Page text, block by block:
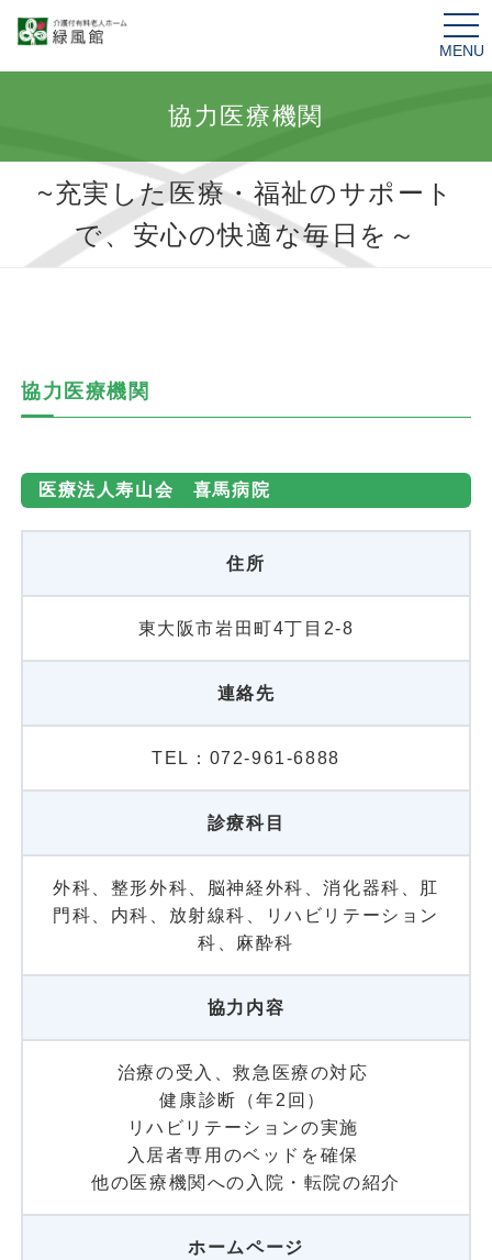
協力医療機関
~充実した医療・福祉のサポート
で、安心の快適な毎日を～
協力医療機関
医療法人寿山会 喜馬病院
住所
東大阪市岩田町4丁目2-8
連絡先
TEL：072-961-6888
診療科目
外科、整形外科、脳神経外科、消化器科、肛
門科、内科、放射線科、リハビリテーション
科、麻酔科
協力内容
治療の受入、救急医療の対応
健康診断（年2回）
リハビリテーションの実施
入居者専用のベッドを確保
他の医療機関への入院・転院の紹介
ホームページ